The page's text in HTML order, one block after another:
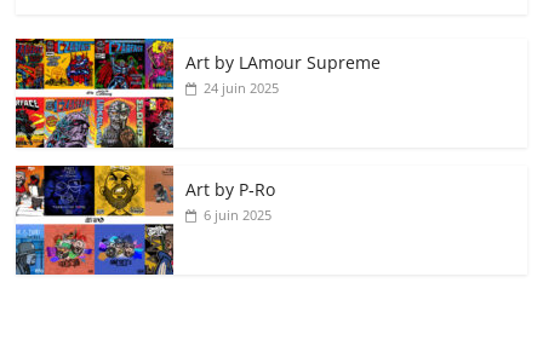
Art by LAmour Supreme
24 juin 2025
Art by P‑Ro
6 juin 2025